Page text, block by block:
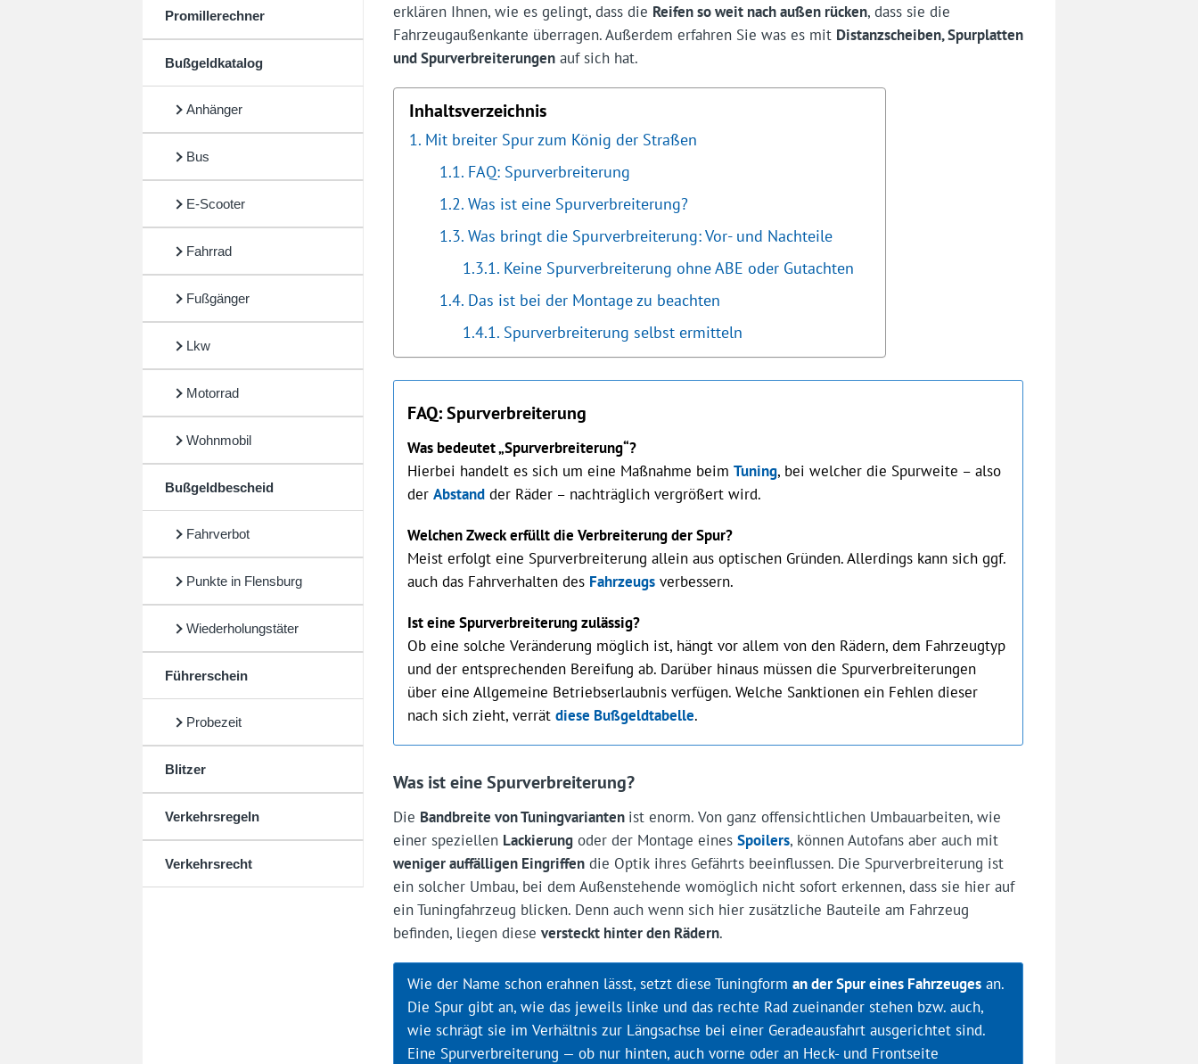
Promillerechner
Bußgeldkatalog
Anhänger
Bus
E-Scooter
Fahrrad
Fußgänger
Lkw
Motorrad
Wohnmobil
Bußgeldbescheid
Fahrverbot
Punkte in Flensburg
Wiederholungstäter
Führerschein
Probezeit
Blitzer
Verkehrsregeln
Verkehrsrecht
erklären Ihnen, wie es gelingt, dass die Reifen so weit nach außen rücken, dass sie die
Fahrzeugaußenkante überragen. Außerdem erfahren Sie was es mit Distanzscheiben, Spurplatten
und Spurverbreiterungenauf sich hat.
Inhaltsverzeichnis
Mit breiter Spur zum König der Straßen
FAQ: Spurverbreiterung
Was ist eine Spurverbreiterung?
Was bringt die Spurverbreiterung: Vor- und Nachteile
Keine Spurverbreiterung ohne ABE oder Gutachten
Das ist bei der Montage zu beachten
Spurverbreiterung selbst ermitteln
FAQ: Spurverbreiterung
Was bedeutet „Spurverbreiterung“?
Hierbei handelt es sich um eine Maßnahme beim Tuning, bei welcher die Spurweite – also
der Abstandder Räder – nachträglich vergrößert wird.
Welchen Zweck erfüllt die Verbreiterung der Spur?
Meist erfolgt eine Spurverbreiterung allein aus optischen Gründen. Allerdings kann sich ggf.
auch das Fahrverhalten des Fahrzeugsverbessern.
Ist eine Spurverbreiterung zulässig?
Ob eine solche Veränderung möglich ist, hängt vor allem von den Rädern, dem Fahrzeugtyp
und der entsprechenden Bereifung ab. Darüber hinaus müssen die Spurverbreiterungen
über eine Allgemeine Betriebserlaubnis verfügen. Welche Sanktionen ein Fehlen dieser
nach sich zieht, verrät diese Bußgeldtabelle.
Was ist eine Spurverbreiterung?
Die Bandbreite von Tuningvarianten ist enorm. Von ganz offensichtlichen Umbauarbeiten, wie
einer speziellen Lackierungoder der Montage eines Spoilers, können Autofans aber auch mit
weniger auffälligen Eingriffendie Optik ihres Gefährts beeinflussen. Die Spurverbreiterung ist
ein solcher Umbau, bei dem Außenstehende womöglich nicht sofort erkennen, dass sie hier auf
ein Tuningfahrzeug blicken. Denn auch wenn sich hier zusätzliche Bauteile am Fahrzeug
befinden, liegen diese versteckt hinter den Rädern.
Wie der Name schon erahnen lässt, setzt diese Tuningform an der Spur eines Fahrzeugesan.
Die Spur gibt an, wie das jeweils linke und das rechte Rad zueinander stehen bzw. auch,
wie schrägt sie im Verhältnis zur Längsachse bei einer Geradeausfahrt ausgerichtet sind.
Eine Spurverbreiterung — ob nur hinten, auch vorne oder an Heck- und Frontseite